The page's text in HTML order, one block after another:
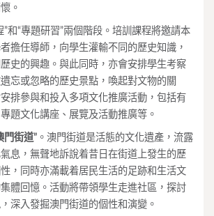
。
”和“專題研習”兩個階段。培訓課程將邀請本
擔任導師，向學生灌輸不同的歷史知識，
史的興趣。與此同時，亦會安排學生考察
忘或忽略的歷史景點，喚起對文物的關
排參與和投入多項文化推廣活動，包括有
題文化講座、展覽及活動推廣等。
門街道” 。澳門街道是活態的文化遺產，流露
息，無聲地訴說着昔日在街道上發生的歷
，同時亦滿載着居民生活的足跡和生活文
體回憶。活動將帶領學生走進社區，探討
深入發掘澳門街道的個性和演變。